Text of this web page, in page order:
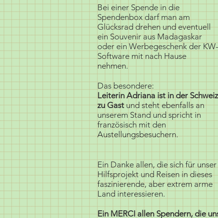
Bei einer Spende in die
Spendenbox darf man am
Glücksrad drehen und eventuell
ein Souvenir aus Madagaskar
oder ein Werbegeschenk der KW-
Software mit nach Hause
nehmen.
Das besondere:
Leiterin Adriana ist in der Schweiz
zu Gast und steht ebenfalls an
unserem Stand und spricht in
französisch mit den
Austellungsbesuchern.
Ein Danke allen, die sich für unser
Hilfsprojekt und Reisen in dieses
faszinierende, aber extrem arme
Land interessieren.
Ein MERCI allen Spendern, die